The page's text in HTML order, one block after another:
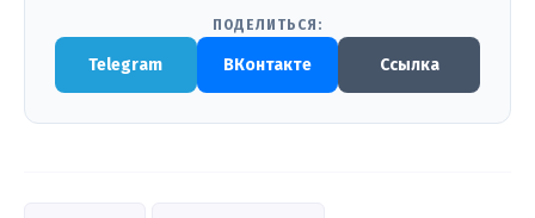
ПОДЕЛИТЬСЯ:
Telegram ВКонтакте Ссылка